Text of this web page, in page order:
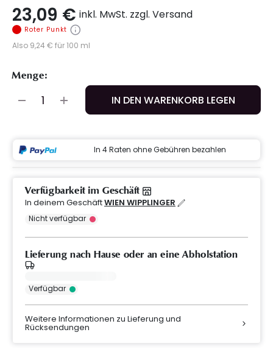
23,09 € inkl. MwSt. zzgl. Versand
Roter Punkt
Also 9,24 € für 100 ml
Menge:
IN DEN WARENKORB LEGEN
In 4 Raten ohne Gebühren bezahlen
Verfügbarkeit im Geschäft
In deinem GeschäftWIEN WIPPLINGER
Nicht verfügbar
Lieferung nach Hause oder an eine Abholstation
Verfügbar
Weitere Informationen zu Lieferung und
Rücksendungen